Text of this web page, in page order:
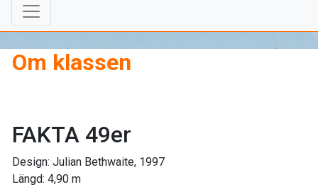
Om klassen
FAKTA 49er
Design: Julian Bethwaite, 1997
Längd: 4,90 m